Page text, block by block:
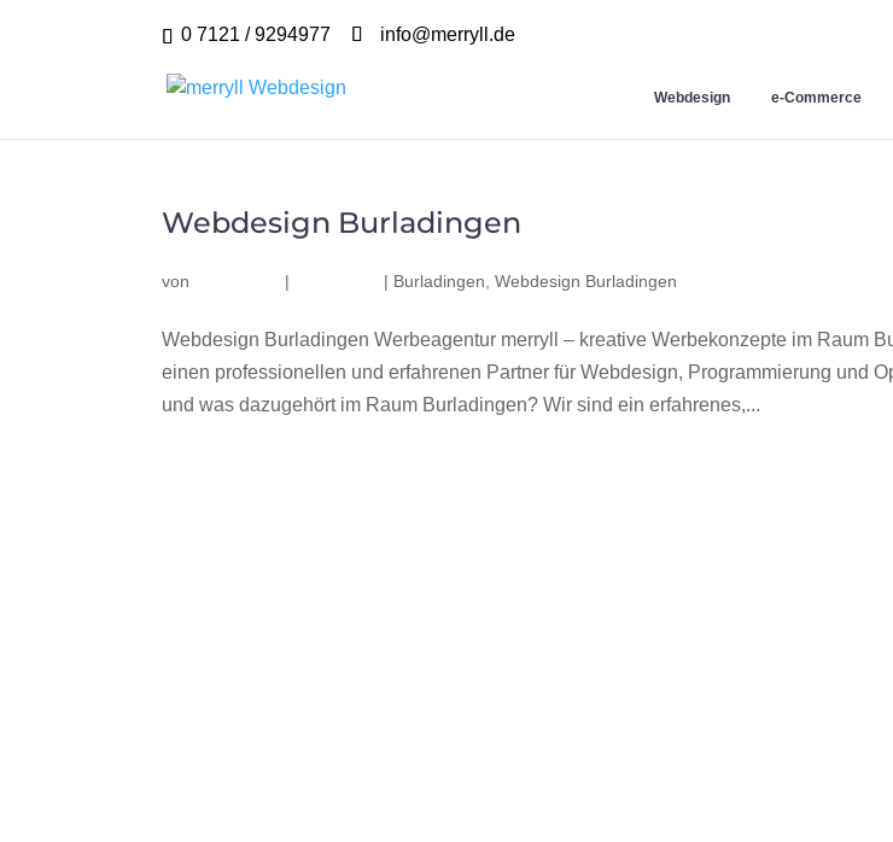
0 7121 / 9294977 info@merryll.de
Webdesign e-Commerce
Webdesign Burladingen
von | | Burladingen ,Webdesign Burladingen
Webdesign Burladingen Werbeagentur merryll – kreative Werbekonzepte im Raum
einen professionellen und erfahrenen Partner für Webdesign, Programmierung und
und was dazugehört im Raum Burladingen? Wir sind ein erfahrenes,...